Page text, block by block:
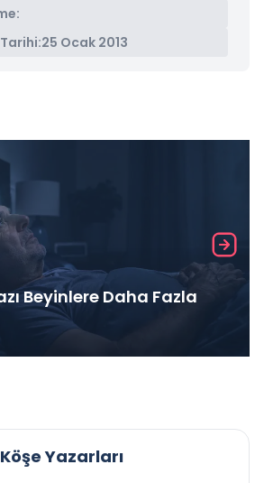
25 Ocak 2013
Beyinlere Daha Fazla
Köşe Yazarları